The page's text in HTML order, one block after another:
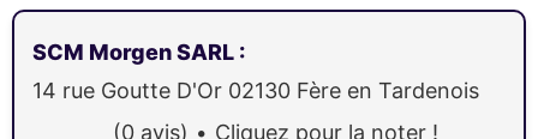
SCM Morgen SARL :
14 rue Goutte D'Or 02130 Fère en Tardenois
(0 avis) Cliquez pour la noter !